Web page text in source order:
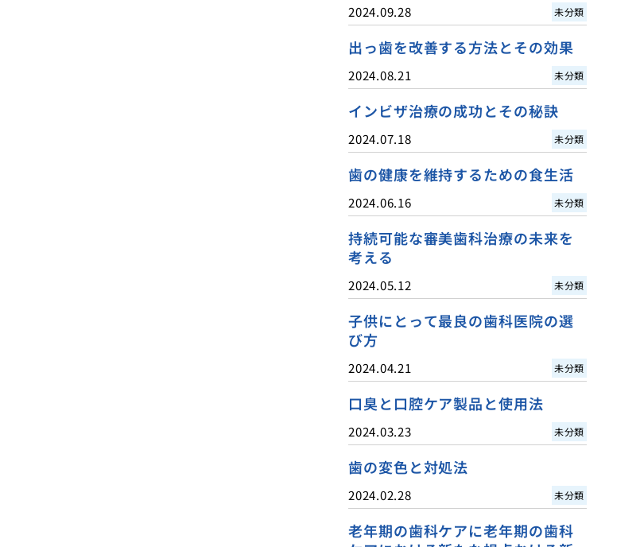
2024.09.28 未分類
出っ歯を改善する方法とその効果
2024.08.21 未分類
インビザ治療の成功とその秘訣
2024.07.18 未分類
歯の健康を維持するための食生活
2024.06.16 未分類
持続可能な審美歯科治療の未来を
考える
2024.05.12 未分類
子供にとって最良の歯科医院の選
び方
2024.04.21 未分類
口臭と口腔ケア製品と使用法
2024.03.23 未分類
歯の変色と対処法
2024.02.28 未分類
老年期の歯科ケアに老年期の歯科